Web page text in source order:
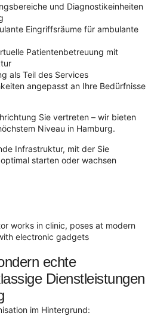
und Diagnostikeinheiten
Eingriffsräume für ambulante
Patientenbetreuung mit
als Teil des Services
angepasst an Ihre Bedürfnisse
Sie vertreten – wir bieten
Niveau in Hamburg.
Infrastruktur, mit der Sie
starten oder wachsen
echte
Dienstleistungen
im Hintergrund: